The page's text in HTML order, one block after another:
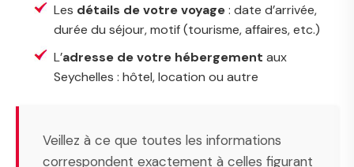
Les détails de votre voyage: date d’arrivée,
durée du séjour, motif (tourisme, affaires, etc.)
L’adresse de votre hébergement aux
Seychelles : hôtel, location ou autre
Veillez à ce que toutes les informations
correspondent exactement à celles figurant